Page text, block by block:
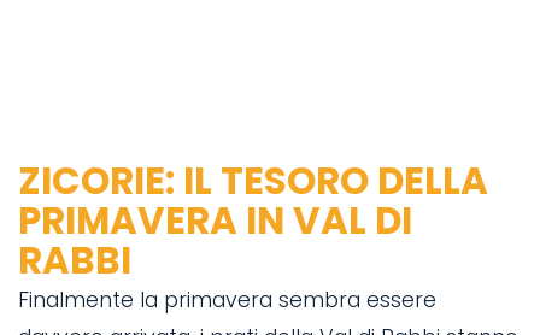
ZICORIE: IL TESORO DELLA
PRIMAVERA IN VAL DI
RABBI
Finalmente la primavera sembra essere